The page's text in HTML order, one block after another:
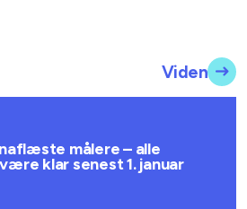
Viden
målere – alle
klar senest 1. januar